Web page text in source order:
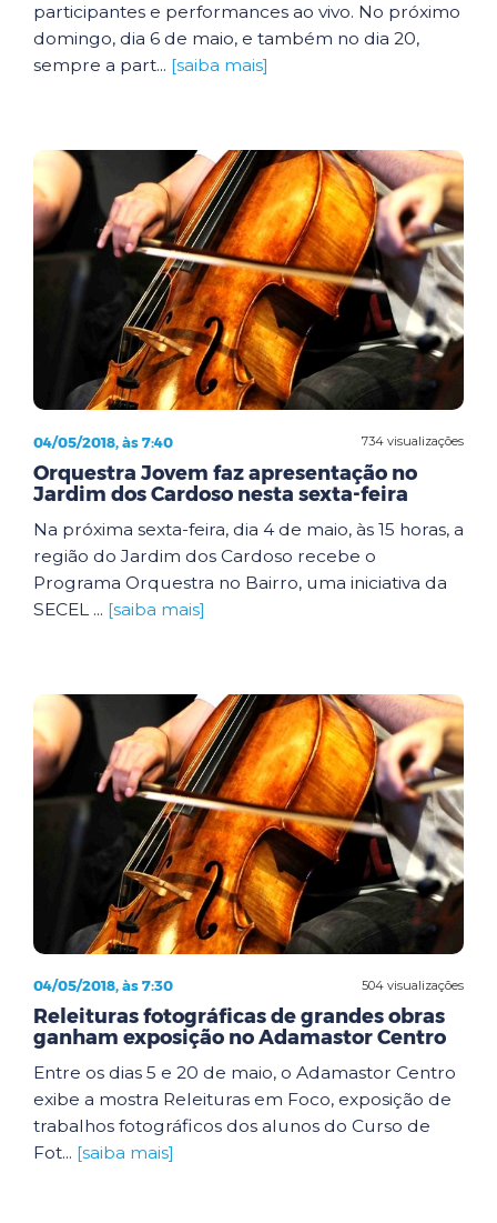
participantes e performances ao vivo. No próximo
domingo, dia 6 de maio, e também no dia 20,
sempre a part... [saiba mais]
734 visualizações
04/05/2018, às 7:40
Orquestra Jovem faz apresentação no
Jardim dos Cardoso nesta sexta-feira
Na próxima sexta-feira, dia 4 de maio, às 15 horas, a
região do Jardim dos Cardoso recebe o
Programa Orquestra no Bairro, uma iniciativa da
SECEL ... [saiba mais]
504 visualizações
04/05/2018, às 7:30
Releituras fotográficas de grandes obras
ganham exposição no Adamastor Centro
Entre os dias 5 e 20 de maio, o Adamastor Centro
exibe a mostra Releituras em Foco, exposição de
trabalhos fotográficos dos alunos do Curso de
Fot... [saiba mais]